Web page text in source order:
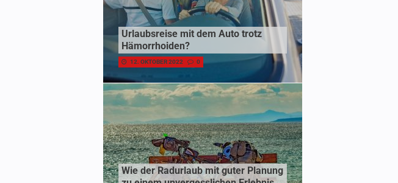
Urlaubsreise mit dem Auto trotz
Hämorrhoiden?
12. OKTOBER 2022 0
Wie der Radurlaub mit guter Planung